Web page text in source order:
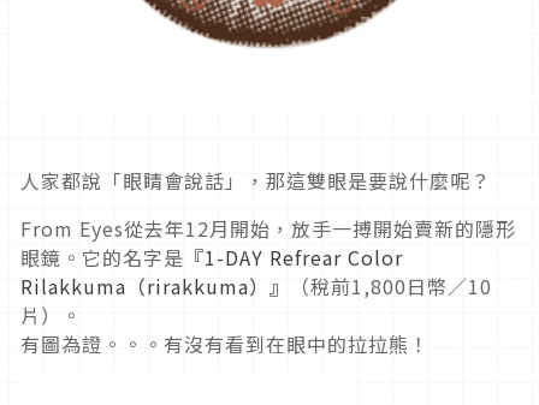
人家都說「眼睛會說話」，那這雙眼是要說什麼呢？
From Eyes從去年12月開始，放手一搏開始賣新的隱形
眼鏡。它的名字是 『1-DAY Refrear Color
Rilakkuma（rirakkuma）』
（稅前1,800日幣／10
片）。
有圖為證。。。有沒有看到在眼中的拉拉熊！